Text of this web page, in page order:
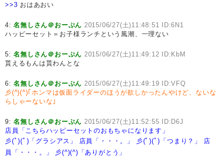
>>3 おはあおい
4:名無しさん＠おーぷん 2015/06/27(土)11:48:51 ID:6N1
ハッピーセット＝お子様ランチという風潮、一理ない
5:名無しさん＠おーぷん 2015/06/27(土)11:49:12 ID:KbM
貰えるもんは貰わんとな
6:名無しさん＠おーぷん 2015/06/27(土)11:49:19 ID:VFQ
彡(^)(^)｢ホンマは仮面ライダーのほうが欲しかったんやけど、ないな
らしゃーないな｣
9:名無しさん＠おーぷん 2015/06/27(土)11:52:55 ID:D6J
店員「こちらハッピーセットのおもちゃになります」
彡(ﾟ)(ﾟ)「グラシアス」
店員「・・・。」 彡(ﾟ)(ﾟ)「つまり？」
店
員「・・・。」
彡(^)(^)「ありがとう」